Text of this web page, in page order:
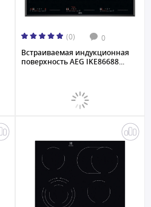
(0) 0
Встраиваемая индукционная
поверхность AEG IKE86688...